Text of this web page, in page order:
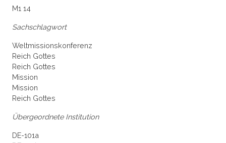
M1 14
Sachschlagwort
Weltmissionskonferenz
Reich Gottes
Reich Gottes
Mission
Mission
Reich Gottes
Übergeordnete Institution
DE-101a